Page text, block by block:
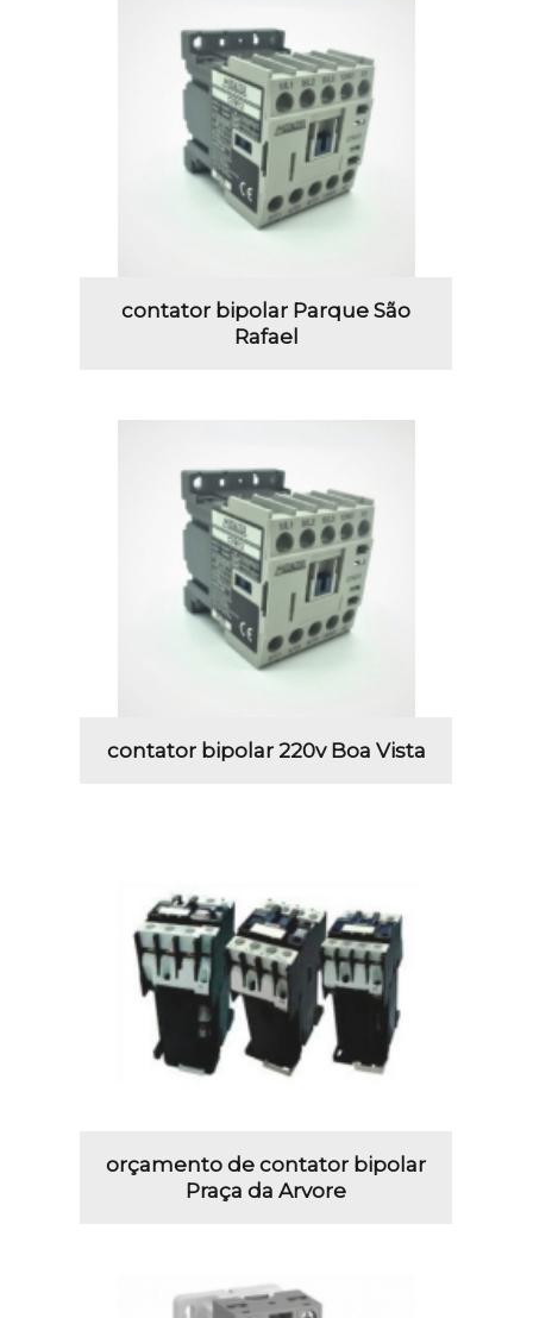
contator bipolar Parque São
Rafael
contator bipolar 220v Boa Vista
orçamento de contator bipolar
Praça da Arvore